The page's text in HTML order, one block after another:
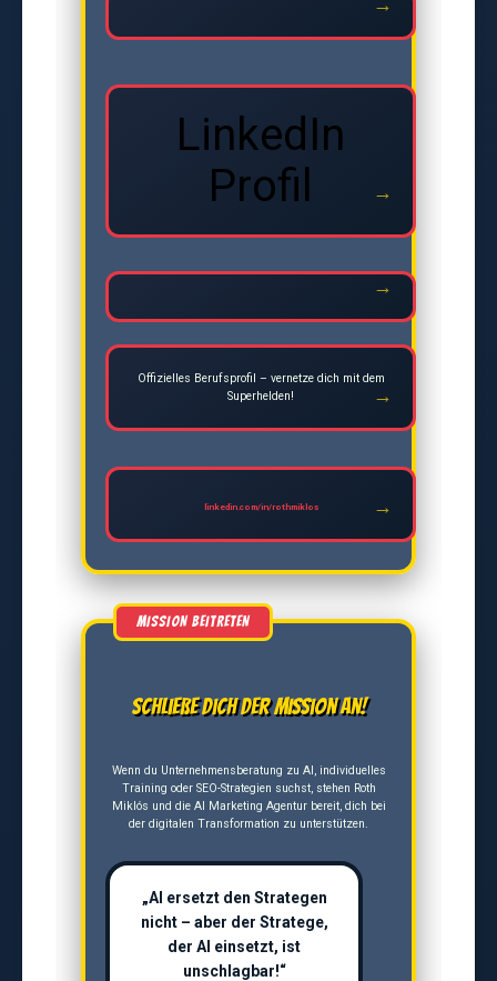
LinkedIn
Profil
Offizielles Berufsprofil – vernetze dich mit dem
Superhelden!
linkedin.com/in/rothmiklos
Schließe dich der Mission an!
Wenn du Unternehmensberatung zu AI, individuelles
Training oder SEO-Strategien suchst, stehen Roth
Miklós und die AI Marketing Agentur bereit, dich bei
der digitalen Transformation zu unterstützen.
„AI ersetzt den Strategen
nicht – aber der Stratege,
der AI einsetzt, ist
unschlagbar!“